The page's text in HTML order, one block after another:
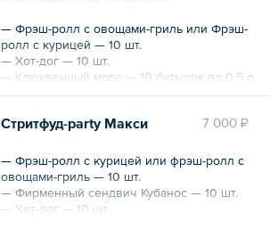
— Фрэш-ролл с овощами-гриль или Фрэш-
ролл с курицей — 10 шт.
— Хот-дог — 10 шт.
— Клюквенный морс — 10 бутылок по 0,5 л
7 000 ₽
Стритфуд-party Макси
— Фрэш-ролл с курицей или фрэш-ролл с
овощами-гриль — 10 шт.
— Фирменный сендвич Кубанос — 10 шт.
— Хот-дог — 10 шт.